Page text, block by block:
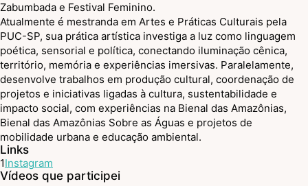
Zabumbada e Festival Feminino.
Atualmente é mestranda em Artes e Práticas Culturais pela
PUC-SP, sua prática artística investiga a luz como linguagem
poética, sensorial e política, conectando iluminação cênica,
território, memória e experiências imersivas. Paralelamente,
desenvolve trabalhos em produção cultural, coordenação de
projetos e iniciativas ligadas à cultura, sustentabilidade e
impacto social, com experiências na Bienal das Amazônias,
Bienal das Amazônias Sobre as Águas e projetos de
mobilidade urbana e educação ambiental.
Links
1Instagram
Vídeos que participei